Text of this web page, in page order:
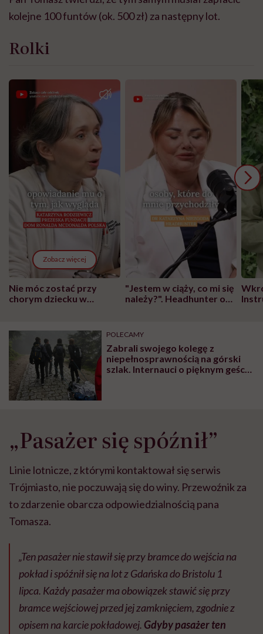
kolejne 100 funtów (ok. 500 zł) za następny lot.
Rolki
Zobacz więcej
Nie móc zostać przy
chorym dziecku w
może chyba tylko
głupota i brak
wyobraźni"
"Jestem w ciąży, co mi się
należy?". Headhunter o
pracy
POLECAMY
Zabrali swojego kolegę z
niepełnosprawnością na górski
szlak. Internauci o pięknym geście
„Pasażer się spóźnił”
Linie lotnicze, z którymi kontaktował się serwis
Trójmiasto, nie poczuwają się do winy. Przewoźnik za
to zdarzenie obarcza odpowiedzialnością pana
Tomasza.
„Ten pasażer nie stawił się przy bramce do wejścia na
pokład i spóźnił się na lot z Gdańska do Bristolu 1
lipca. Każdy pasażer ma obowiązek stawić się przy
bramce wejściowej przed jej zamknięciem, zgodnie z
opisem na karcie pokładowej. Gdyby pasażer ten